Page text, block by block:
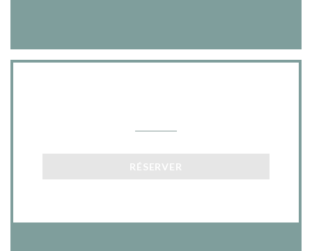
RÉSERVER